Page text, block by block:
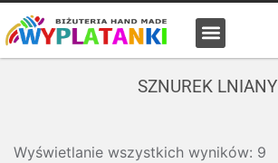
SZNUREK LNIANY
Wyświetlanie wszystkich wyników: 9